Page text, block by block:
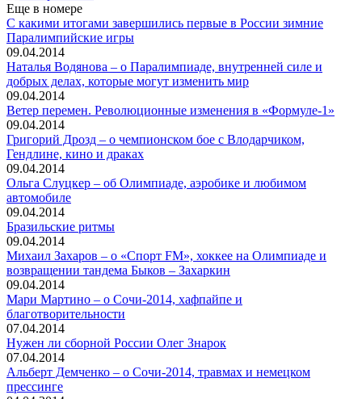
Еще в номере
С какими итогами завершились первые в России зимние
Паралимпийские игры
09.04.2014
Наталья Водянова – о Паралимпиаде, внутренней силе и
добрых делах, которые могут изменить мир
09.04.2014
Ветер перемен. Революционные изменения в «Формуле-1»
09.04.2014
Григорий Дрозд – о чемпионском бое с Влодарчиком,
Гендлине, кино и драках
09.04.2014
Ольга Слуцкер – об Олимпиаде, аэробике и любимом
автомобиле
09.04.2014
Бразильские ритмы
09.04.2014
Михаил Захаров – о «Спорт FM», хоккее на Олимпиаде и
возвращении тандема Быков – Захаркин
09.04.2014
Мари Мартино – о Сочи-2014, хафпайпе и
благотворительности
07.04.2014
Нужен ли сборной России Олег Знарок
07.04.2014
Альберт Демченко – о Сочи-2014, травмах и немецком
прессинге